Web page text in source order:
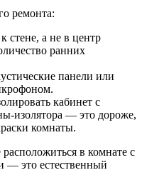
ремонта:
стене, а не в центр
ранних
панели или
кабинет с
изолятора — это дороже,
комнаты.
в комнате с
— это естественный